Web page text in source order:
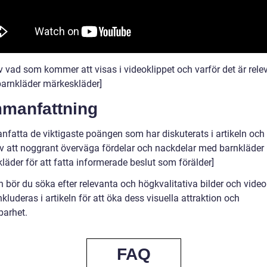
vad som kommer att visas i videoklippet och varför det är
märkeskläder]
de viktigaste poängen som har diskuterats i artikeln och
att noggrant överväga fördelar och nackdelar med barnkläder
för att fatta informerade beslut som förälder]
bör du söka efter relevanta och högkvalitativa bilder och
i artikeln för att öka dess visuella attraktion och
FAQ